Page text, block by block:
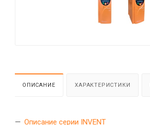
ОПИСАНИЕ ХАРАКТЕРИСТИКИ
Описание серии INVENT